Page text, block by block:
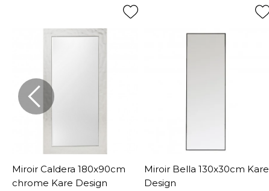
Miroir Caldera 180x90cm
chrome Kare Design
Miroir Bella 130x30cm Kare
Design